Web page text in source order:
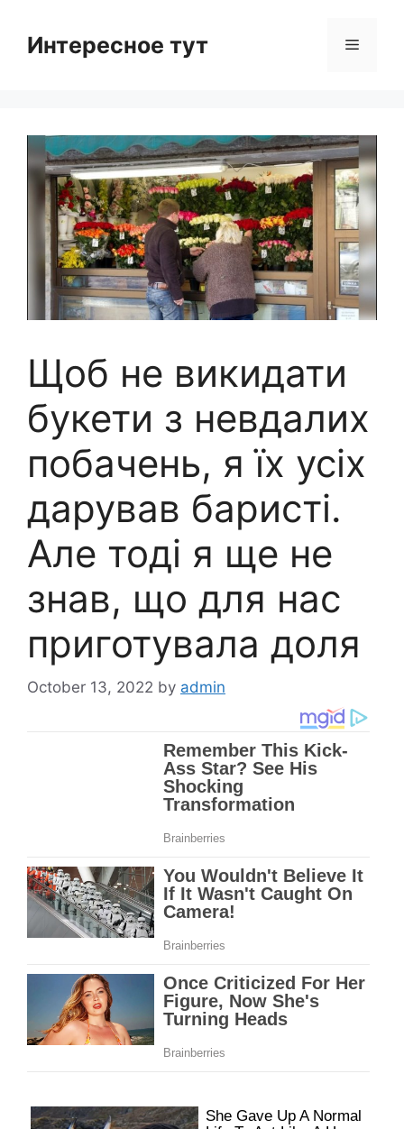
contentИнтересное тут Menu
Щоб не викидати
букети з невдалих
побачень, я їх усіх
дарував баристі.
Але тоді я ще не
знав, що для нас
приготувала доля
October 13, 2022 by admin